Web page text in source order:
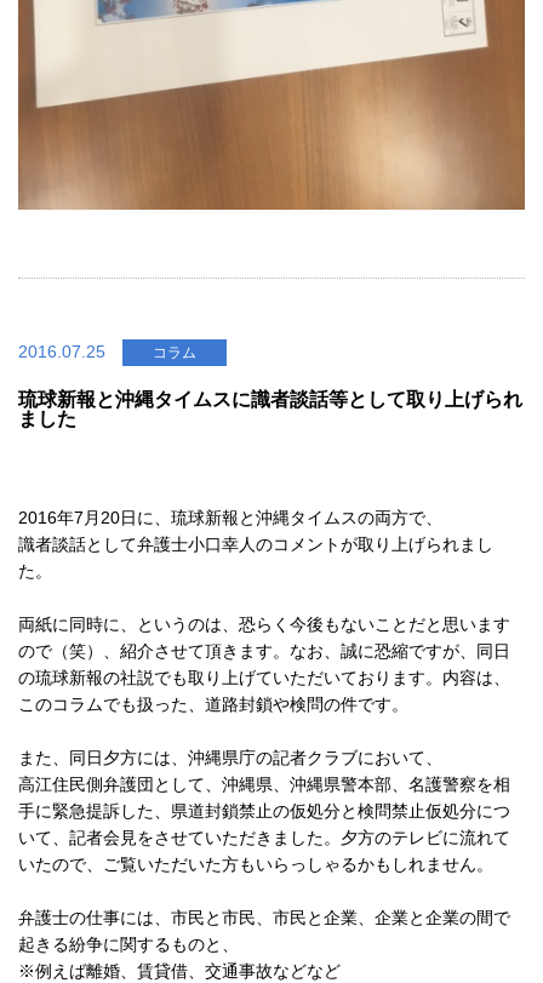
2016.07.25 コラム
琉球新報と沖縄タイムスに識者談話等として取り上げられ
ました
2016年7月20日に、琉球新報と沖縄タイムスの両方で、
識者談話として弁護士小口幸人のコメントが取り上げられまし
た。
両紙に同時に、というのは、恐らく今後もないことだと思います
ので（笑）、紹介させて頂きます。なお、誠に恐縮ですが、同日
の琉球新報の社説でも取り上げていただいております。内容は、
このコラムでも扱った、道路封鎖や検問の件です。
また、同日夕方には、沖縄県庁の記者クラブにおいて、
高江住民側弁護団として、沖縄県、沖縄県警本部、名護警察を相
手に緊急提訴した、県道封鎖禁止の仮処分と検問禁止仮処分につ
いて、記者会見をさせていただきました。夕方のテレビに流れて
いたので、ご覧いただいた方もいらっしゃるかもしれません。
弁護士の仕事には、市民と市民、市民と企業、企業と企業の間で
起きる紛争に関するものと、
※例えば離婚、賃貸借、交通事故などなど